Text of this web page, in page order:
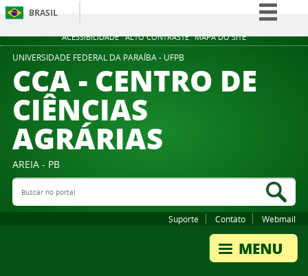
ACESSIBILIDADE ALTO CONTRASTE MAPA DO SITE
BRASIL
Simplifique!
Participe
UNIVERSIDADE FEDERAL DA PARAÍBA - UFPB
CCA - CENTRO DE
CIÊNCIAS
AGRÁRIAS
AREIA - PB
Buscar no portal
Suporte Contato Webmail